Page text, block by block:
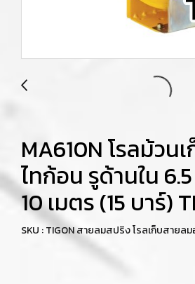
MA610N โรลม้วน
ไทก้อน รูด้านใน
10 เมตร (15 บาร์)
SKU : TIGON สายลมสปริง โรลเก็บสายล